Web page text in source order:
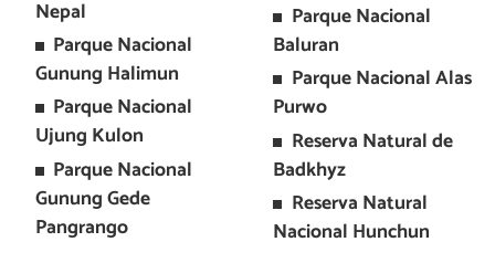
Nepal
Parque Nacional
Gunung Halimun
Parque Nacional
Ujung Kulon
Parque Nacional
Gunung Gede
Pangrango
Parque Nacional
Baluran
Parque Nacional Alas
Purwo
Reserva Natural de
Badkhyz
Reserva Natural
Nacional Hunchun